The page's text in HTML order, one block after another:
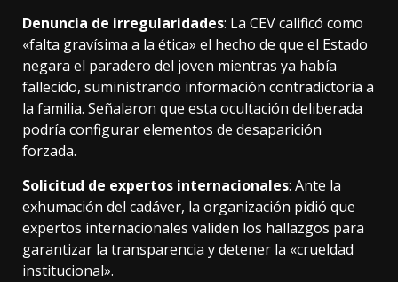
Denuncia de irregularidades: La CEV calificó como
«falta gravísima a la ética» el hecho de que el Estado
negara el paradero del joven mientras ya había
fallecido, suministrando información contradictoria a
la familia. Señalaron que esta ocultación deliberada
podría configurar elementos de desaparición
forzada.
Solicitud de expertos internacionales: Ante la
exhumación del cadáver, la organización pidió que
expertos internacionales validen los hallazgos para
garantizar la transparencia y detener la «crueldad
institucional».